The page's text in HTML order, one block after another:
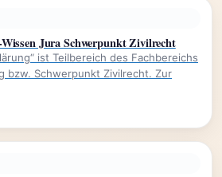
Jura Schwerpunkt Zivilrecht
ist Teilbereich des Fachbereichs
bzw. Schwerpunkt Zivilrecht. Zur